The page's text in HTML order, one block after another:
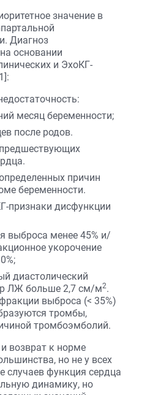
значение в
Диагноз
основании
и ЭхоКГ-
месяц беременности;
после родов.
предшествующих
причин
беременности.
признаки дисфункции
выброса менее 45% и/
укорочение
диастолический
ЛЖ больше 2,7 см/м2.
выброса (< 35%)
тромбы,
тромбоэмболий.
возврат к норме
но не у всех
случаев функция сердца
динамику, но